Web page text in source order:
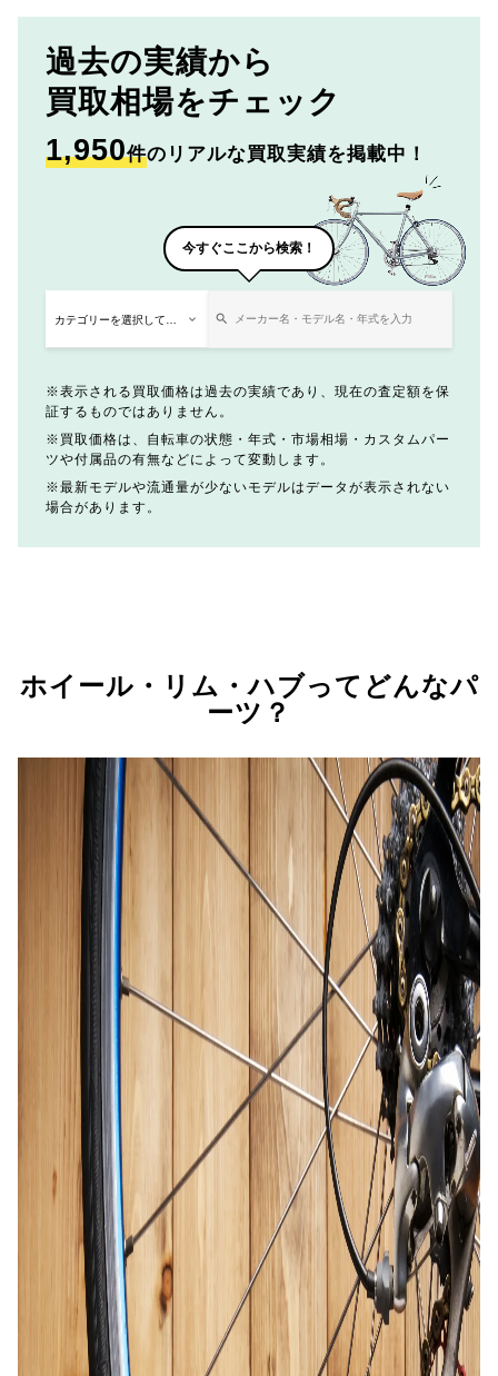
過去の実績から
買取相場をチェック
1,950件のリアルな買取実績を掲載中！
今すぐここから検索！
表示される買取価格は過去の実績であり、現在の査定額を保
証するものではありません。
買取価格は、自転車の状態・年式・市場相場・カスタムパー
ツや付属品の有無などによって変動します。
最新モデルや流通量が少ないモデルはデータが表示されない
場合があります。
ホイール・リム・ハブってどんなパ
ーツ？